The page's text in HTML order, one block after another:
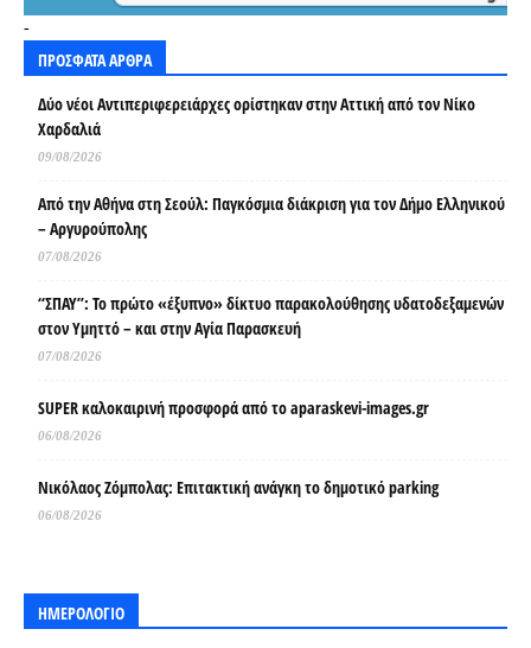
-
ΠΡΟΣΦΑΤΑ ΑΡΘΡΑ
Δύο νέοι Αντιπεριφερειάρχες ορίστηκαν στην Αττική από τον Νίκο
Χαρδαλιά
09/08/2026
Από την Αθήνα στη Σεούλ: Παγκόσμια διάκριση για τον Δήμο Ελληνικού
– Αργυρούπολης
07/08/2026
“ΣΠΑΥ”: Το πρώτο «έξυπνο» δίκτυο παρακολούθησης υδατοδεξαμενών
στον Υμηττό – και στην Αγία Παρασκευή
07/08/2026
SUPER καλοκαιρινή προσφορά από το aparaskevi-images.gr
06/08/2026
Νικόλαος Ζόμπολας: Επιτακτική ανάγκη το δημοτικό parking
06/08/2026
ΗΜΕΡΟΛΟΓΙΟ